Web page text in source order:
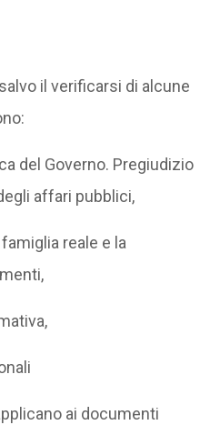
il verificarsi di alcune
del Governo. Pregiudizio
affari pubblici,
reale e la
ai documenti